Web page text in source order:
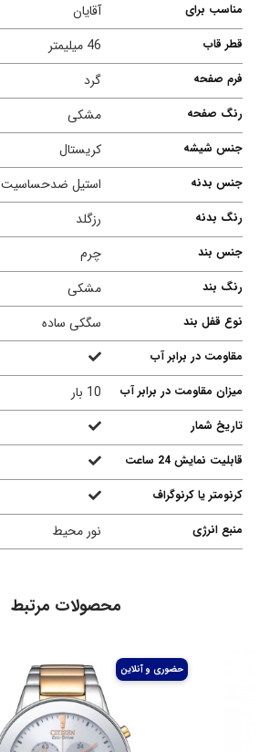
مناسب برای آقایان
قطر قاب 46 میلیمتر
فرم صفحه گرد
رنگ صفحه مشکی
جنس شیشه کریستال
جنس بدنه استیل ضدحساسیت
رنگ بدنه رزگلد
جنس بند چرم
رنگ بند مشکی
نوع قفل بند سگکی ساده
مقاومت در برابر آب
میزان مقاومت در برابر آب
10 بار
تاریخ شمار
قابلیت نمایش 24 ساعت
کرنومتر یا کرنوگراف
منبع انرژی
نور محیط
محصولات مرتبط